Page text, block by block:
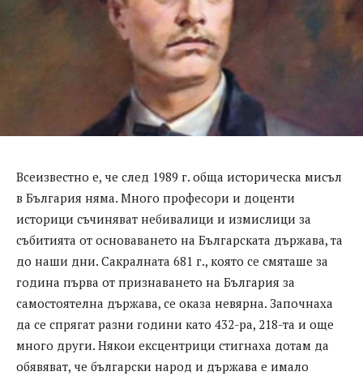
Всеизвестно е, че след 1989 г. обща историческа мисъл
в България няма. Много професори и доценти
историци съчиняват небивалици и измислици за
събитията от основаването на Българската държава, та
до наши дни. Сакралната 681 г., която се смяташе за
година първа от признаването на България за
самостоятелна държава, се оказа невярна. Започнаха
да се спрягат разни години като 432-ра, 218-та и още
много други. Някои ексцентрици стигнаха дотам да
обявяват, че български народ и държава е имало